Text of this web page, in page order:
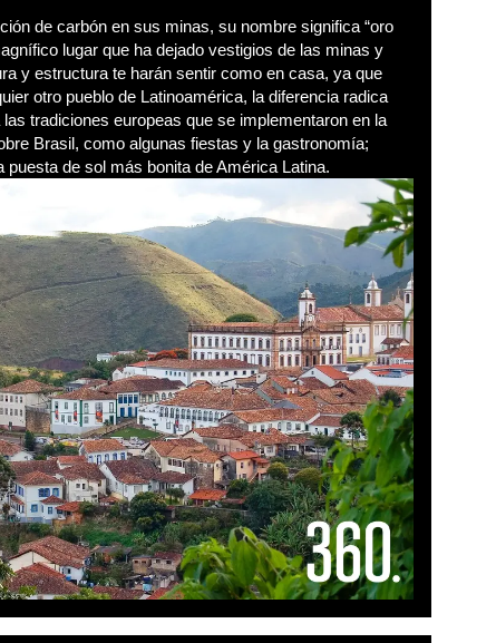
de carbón en sus minas, su nombre significa “oro
lugar que ha dejado vestigios de las minas y
y estructura te harán sentir como en casa, ya que
otro pueblo de Latinoamérica, la diferencia radica
tradiciones europeas que se implementaron en la
Brasil, como algunas fiestas y la gastronomía;
puesta de sol más bonita de América Latina.